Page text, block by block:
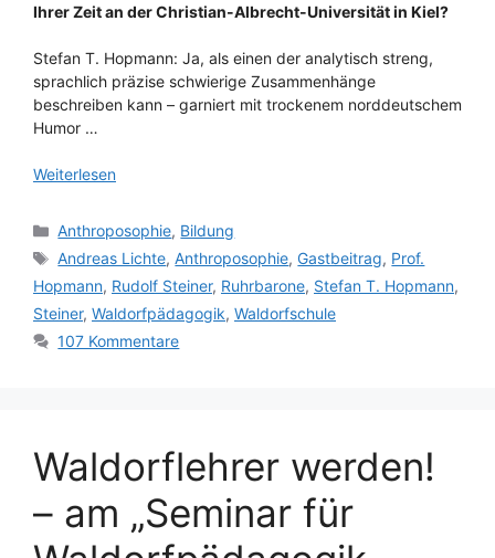
Ihrer Zeit an der Christian-Albrecht-Universität in Kiel?
Stefan T. Hopmann: Ja, als einen der analytisch streng,
sprachlich präzise schwierige Zusammenhänge
beschreiben kann – garniert mit trockenem norddeutschem
Humor …
Weiterlesen
Kategorien
Anthroposophie, Bildung
Schlagwörter
Andreas Lichte,Anthroposophie,Gastbeitrag, Prof.
Hopmann, Rudolf Steiner, Ruhrbarone, Stefan T. Hopmann,
Steiner, Waldorfpädagogik, Waldorfschule
107 Kommentare
Waldorflehrer werden!
– am „Seminar für